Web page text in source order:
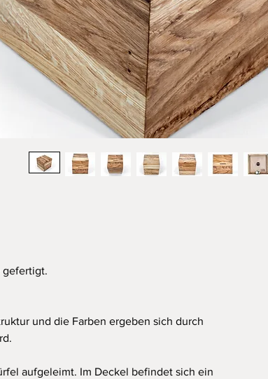
gefertigt.
und die Farben ergeben sich durch
aufgeleimt. Im Deckel befindet sich ein